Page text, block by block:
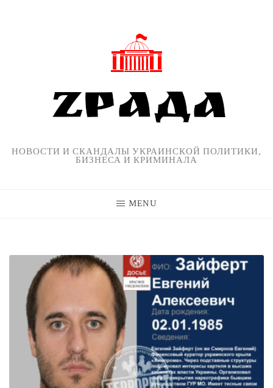
НОВОСТИ И СКАНДАЛЫ УКРАИНСКОЙ ПОЛИТИКИ,
БИЗНЕСА И КРИМИНАЛА
MENU